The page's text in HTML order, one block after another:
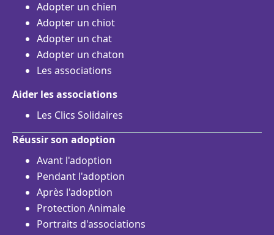
Adopter un chien
Adopter un chiot
Adopter un chat
Adopter un chaton
Les associations
Aider les associations
Les Clics Solidaires
Réussir son adoption
Avant l'adoption
Pendant l'adoption
Après l'adoption
Protection Animale
Portraits d'associations